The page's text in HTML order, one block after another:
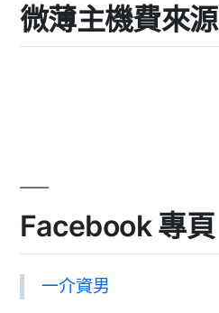
微薄主機費來源
Facebook 專頁
一介資男